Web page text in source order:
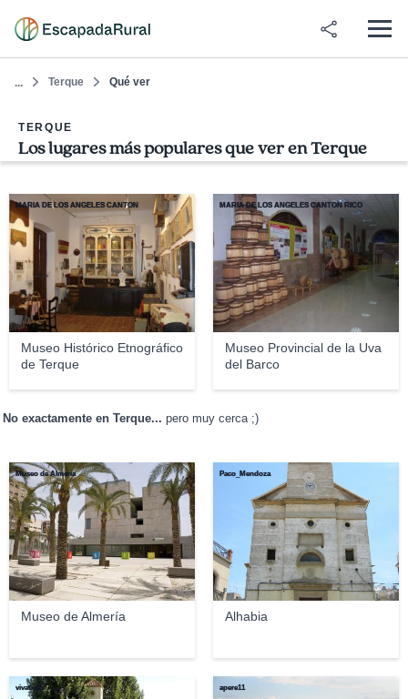
... Terque Qué ver
TERQUE
Los lugares más populares que ver en Terque
Museo Histórico Etnográfico
de Terque
MARIA DE LOS ANGELES CANTON
Museo Provincial de la Uva
del Barco
MARIA DE LOS ANGELES CANTÓN RICO
No exactamente en Terque... pero muy cerca ;)
Museo de Almería
Museo de Almeria
Alhabia
Paco_Mendoza
vivatijola apere11